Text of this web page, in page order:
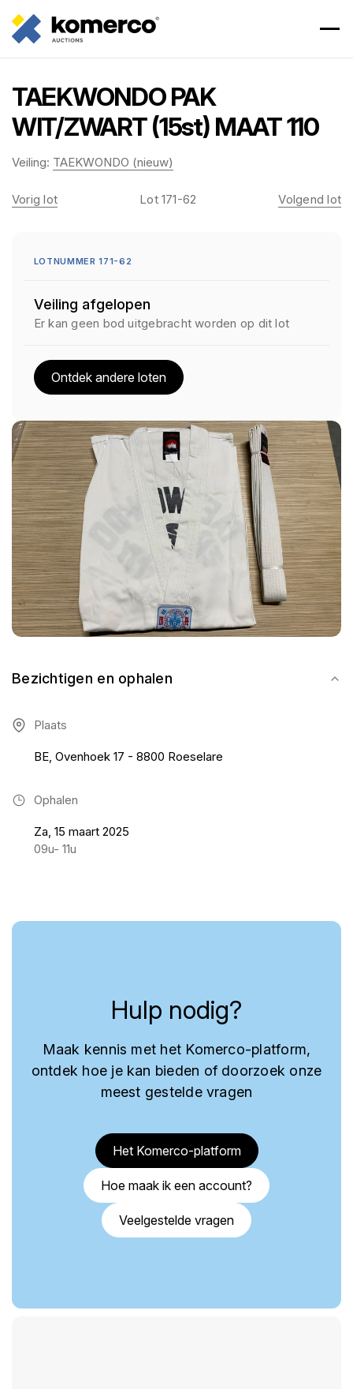
TAEKWONDO PAK
WIT/ZWART (15st) MAAT 110
Veiling: TAEKWONDO (nieuw)
Bezichtigen en ophalen
Plaats
BE, Ovenhoek 17 - 8800 Roeselare
Ophalen
Za, 15 maart 2025
09u- 11u
Vorig lot Lot 171-62 Volgend lot
LOTNUMMER 171-62
Veiling afgelopen
Er kan geen bod uitgebracht worden op dit lot
Ontdek andere loten
Hulp nodig?
Maak kennis met het Komerco-platform,
ontdek hoe je kan bieden of doorzoek onze
meest gestelde vragen
Het Komerco-platform
Hoe maak ik een account?
Veelgestelde vragen